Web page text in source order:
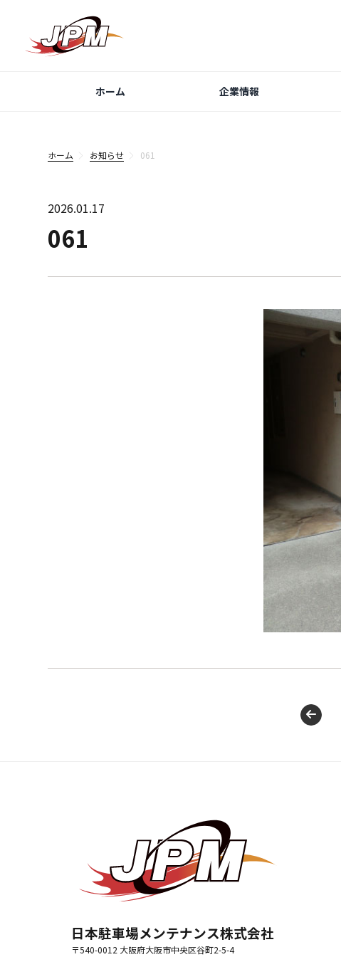
ホーム 企業情報
ホーム お知らせ 061
2026.01.17
061
日本駐車場メンテナンス株式会社
〒540-0012 大阪府大阪市中央区谷町2-5-4